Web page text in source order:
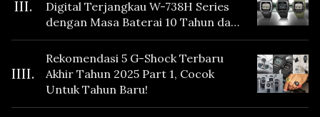
III.
Digital Terjangkau W-738H Series
dengan Masa Baterai 10 Tahun dan
Fitur Vibration
IIII.
Rekomendasi 5 G-Shock Terbaru
Akhir Tahun 2025 Part 1, Cocok
Untuk Tahun Baru!